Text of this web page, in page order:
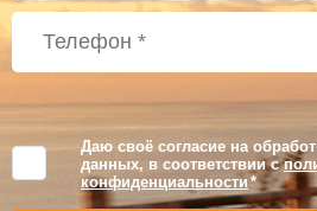
Даю своё согласие на
данных, в соответствии с
конфиденциальности *